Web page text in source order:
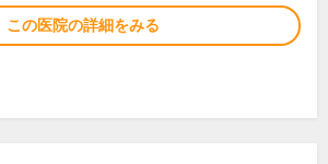
この医院の詳細をみる